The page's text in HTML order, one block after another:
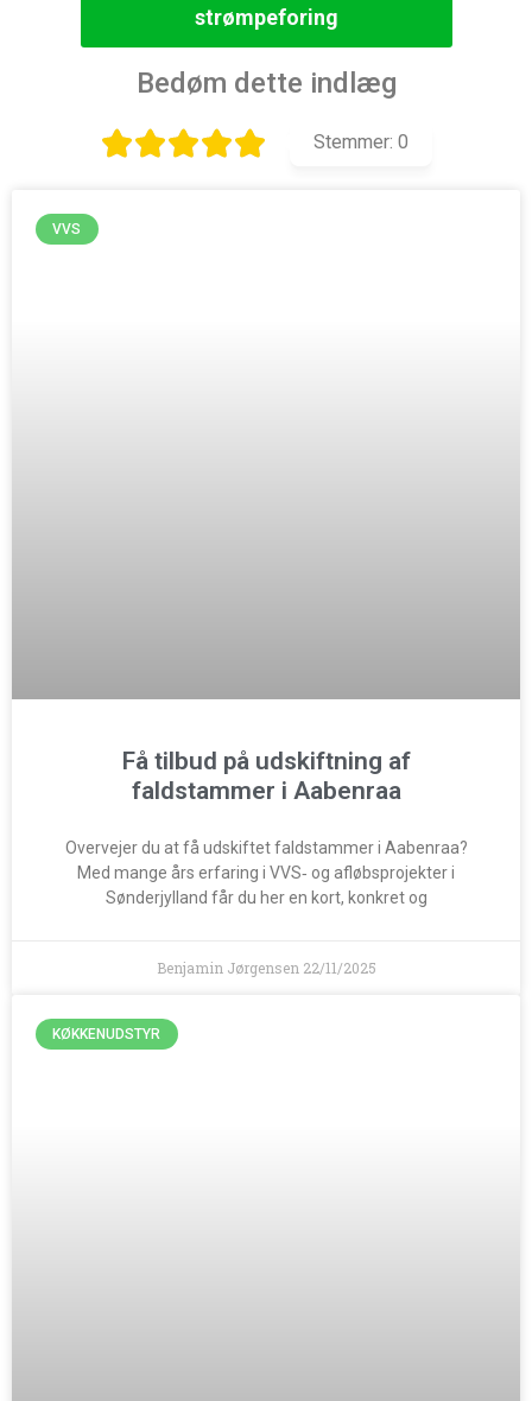
strømpeforing
Bedøm dette indlæg
Stemmer: 0
VVS
Få tilbud på udskiftning af
faldstammer i Aabenraa
Overvejer du at få udskiftet faldstammer i Aabenraa?
Med mange års erfaring i VVS‑ og afløbsprojekter i
Sønderjylland får du her en kort, konkret og
Benjamin Jørgensen 22/11/2025
KØKKENUDSTYR